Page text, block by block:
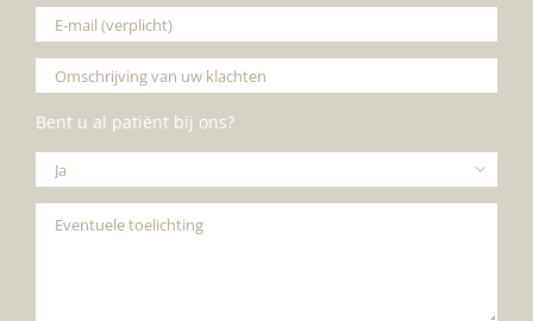
Bent u al patiënt bij ons?
